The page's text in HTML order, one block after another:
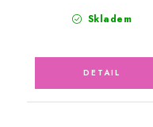
Skladem